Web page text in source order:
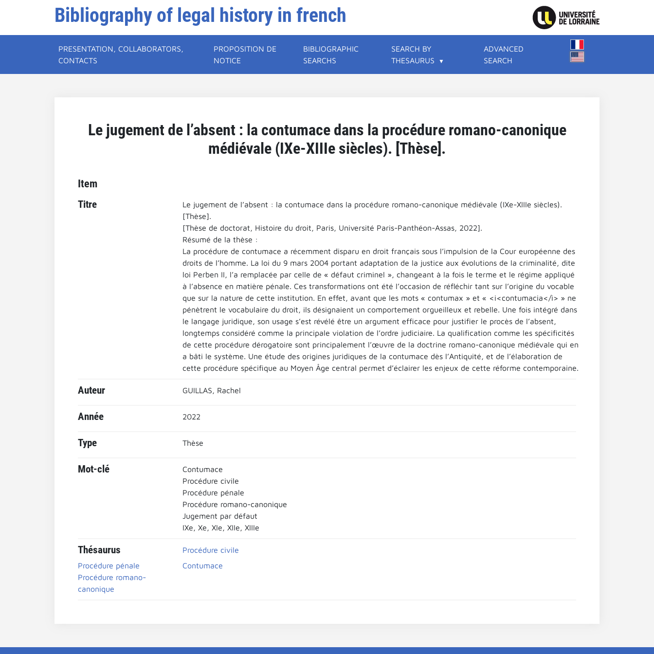
Bibliography of legal history in french
PRESENTATION, COLLABORATORS,
CONTACTS
PROPOSITION DE
NOTICE
BIBLIOGRAPHIC
SEARCHS
SEARCH BY
THESAURUS
ADVANCED
SEARCH
Le jugement de l’absent : la contumace dans la procédure romano-canonique
médiévale (IXe-XIIIe siècles). [Thèse].
Item
Titre
Le jugement de l’absent : la contumace dans la procédure romano-canonique médiévale (IXe-XIIIe siècles).
[Thèse].
[Thèse de doctorat, Histoire du droit, Paris, Université Paris-Panthéon-Assas, 2022].
Résumé de la thèse :
La procédure de contumace a récemment disparu en droit français sous l’impulsion de la Cour européenne des
droits de l’homme. La loi du 9 mars 2004 portant adaptation de la justice aux évolutions de la criminalité, dite
loi Perben II, l’a remplacée par celle de « défaut criminel », changeant à la fois le terme et le régime appliqué
à l’absence en matière pénale. Ces transformations ont été l’occasion de réfléchir tant sur l’origine du vocable
que sur la nature de cette institution. En effet, avant que les mots « contumax » et « <i<contumacia</i> » ne
pénètrent le vocabulaire du droit, ils désignaient un comportement orgueilleux et rebelle. Une fois intégré dans
le langage juridique, son usage s’est révélé être un argument efficace pour justifier le procès de l’absent,
longtemps considéré comme la principale violation de l’ordre judiciaire. La qualification comme les spécificités
de cette procédure dérogatoire sont principalement l’œuvre de la doctrine romano-canonique médiévale qui en
a bâti le système. Une étude des origines juridiques de la contumace dès l’Antiquité, et de l’élaboration de
cette procédure spécifique au Moyen Âge central permet d’éclairer les enjeux de cette réforme contemporaine.
Auteur GUILLAS, Rachel
Année 2022
Type Thèse
Mot-clé
Contumace
Procédure civile
Procédure pénale
Procédure romano-canonique
Jugement par défaut
IXe, Xe, XIe, XIIe, XIIIe
Thésaurus
Procédure civile
Procédure pénale
Contumace
Procédure romano-
canonique